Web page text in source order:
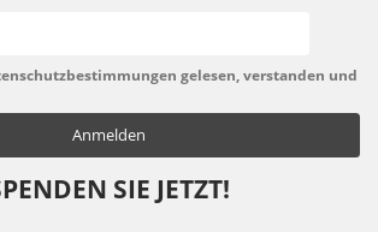
gelesen, verstanden und
SIE JETZT!